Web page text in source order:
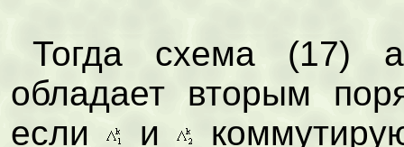
Тогда схема (17)
обладает вторым
если
и